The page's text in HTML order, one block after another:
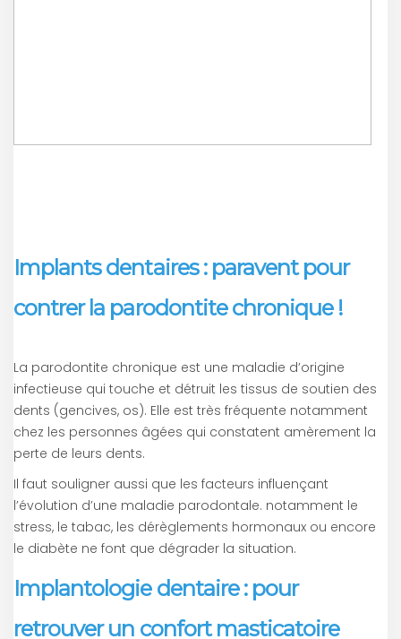
Implants dentaires : paravent pour
contrer la parodontite chronique !
La parodontite chronique est une maladie d’origine
infectieuse qui touche et détruit les tissus de soutien des
dents (gencives, os). Elle est très fréquente notamment
chez les personnes âgées qui constatent amèrement la
perte de leurs dents.
Il faut souligner aussi que les facteurs influençant
l’évolution d’une maladie parodontale. notamment le
stress, le tabac, les dérèglements hormonaux ou encore
le diabète ne font que dégrader la situation.
Implantologie dentaire : pour
retrouver un confort masticatoire